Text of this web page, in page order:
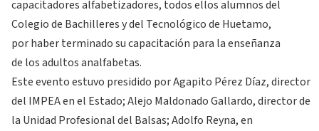
capacitadores alfabetizadores, todos ellos alumnos del
Colegio de Bachilleres y del Tecnológico de Huetamo,
por haber terminado su capacitación para la enseñanza
de los adultos analfabetas.
Este evento estuvo presidido por Agapito Pérez Díaz, director
del IMPEA en el Estado; Alejo Maldonado Gallardo, director de
la Unidad Profesional del Balsas; Adolfo Reyna, en